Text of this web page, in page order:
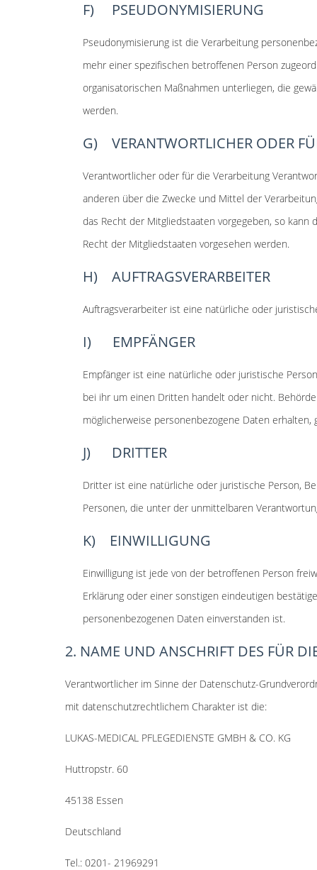
F) PSEUDONYMISIERUNG
Pseudonymisierung ist die Verarbeitung
mehr einer spezifischen betroffenen Person
organisatorischen Maßnahmen unterliegen, die
werden.
G) VERANTWORTLICHER ODER
Verantwortlicher oder für die Verarbeitung
anderen über die Zwecke und Mittel der
das Recht der Mitgliedstaaten vorgegeben, so
Recht der Mitgliedstaaten vorgesehen werden.
H) AUFTRAGSVERARBEITER
Auftragsverarbeiter ist eine natürliche oder
I) EMPFÄNGER
Empfänger ist eine natürliche oder juristische
bei ihr um einen Dritten handelt oder nicht.
möglicherweise personenbezogene Daten erhalten,
J) DRITTER
Dritter ist eine natürliche oder juristische Person,
Personen, die unter der unmittelbaren
K) EINWILLIGUNG
Einwilligung ist jede von der betroffenen Person
Erklärung oder einer sonstigen eindeutigen
personenbezogenen Daten einverstanden ist.
2. NAME UND ANSCHRIFT DES FÜR
Verantwortlicher im Sinne der Datenschutz-
mit datenschutzrechtlichem Charakter ist die:
LUKAS-MEDICAL PFLEGEDIENSTE GMBH & CO. KG
Huttropstr. 60
45138 Essen
Deutschland
Tel.: 0201- 21969291